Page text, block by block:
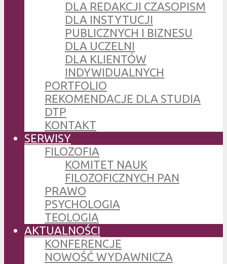
DLA REDAKCJI CZASOPISM
DLA INSTYTUCJI
PUBLICZNYCH I BIZNESU
DLA UCZELNI
DLA KLIENTÓW
INDYWIDUALNYCH
PORTFOLIO
REKOMENDACJE DLA STUDIA
DTP
KONTAKT
SERWISY
FILOZOFIA
KOMITET NAUK
FILOZOFICZNYCH PAN
PRAWO
PSYCHOLOGIA
TEOLOGIA
AKTUALNOŚCI
KONFERENCJE
NOWOŚĆ WYDAWNICZA